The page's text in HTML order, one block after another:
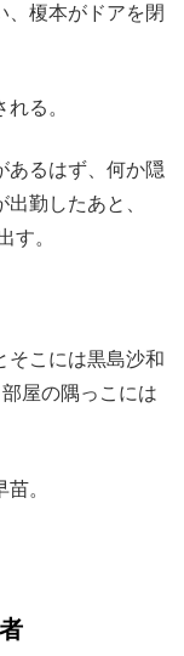
、榎本がドアを閉
る。
あるはず、何か隠
勤したあと、
す。
そこには黒島沙和
屋の隅っこには
。